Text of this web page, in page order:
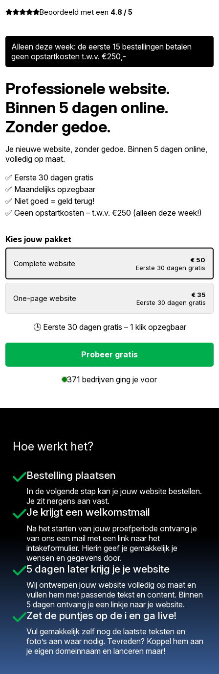
Beoordeeld met een 4.8 / 5
Alleen deze week: de eerste 15 bestellingen betalen
geen opstartkosten t.w.v. €250,-
Professionele website.
Binnen 5 dagen online.
Zonder gedoe.
Je nieuwe website, zonder gedoe. Binnen 5 dagen online,
volledig op maat.
✅ Eerste 30 dagen gratis
✅ Maandelijks opzegbaar
✅ Niet goed = geld terug!
✅ Geen opstartkosten – t.w.v. €250 (alleen deze week!)
Kies jouw pakket
Complete website
€ 50
Eerste 30 dagen gratis
One-page website
€ 35
Eerste 30 dagen gratis
🕒 Eerste 30 dagen gratis – 1 klik opzegbaar
Probeer gratis
371 bedrijven ging je voor
Hoe werkt het?
Bestelling plaatsen
In de volgende stap kan je jouw website bestellen.
Je zit nergens aan vast.
Je krijgt een welkomstmail
Na het starten van jouw proefperiode ontvang je
van ons een mail met een link naar het
intakeformulier. Hierin geef je gemakkelijk je
wensen en gegevens door.
5 dagen later krijg je je website
Wij ontwerpen jouw website volledig op maat en
vullen hem met passende tekst en content. Binnen
5 dagen ontvang je een linkje naar je website.
Zet de puntjes op de i en ga live!
Vul gemakkelijk zelf nog de laatste teksten en
foto’s aan waar nodig. Tevreden? Koppel hem aan
je eigen domeinnaam en lanceren maar!